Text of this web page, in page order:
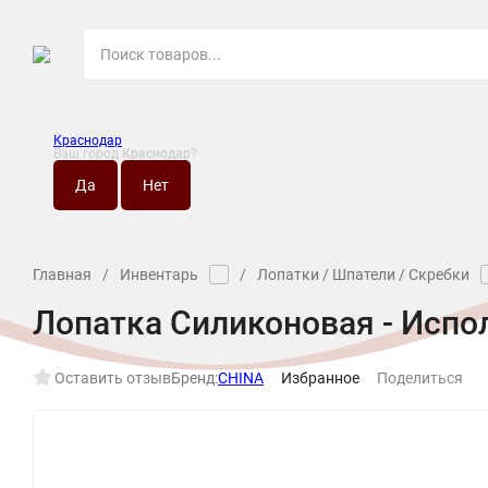
Краснодар
Ваш город Краснодар?
Главная / Инвентарь / Лопатки / Шпатели / Скребки
Лопатка Силиконовая -
Оставить отзывБренд:CHINA Избранное Поделиться